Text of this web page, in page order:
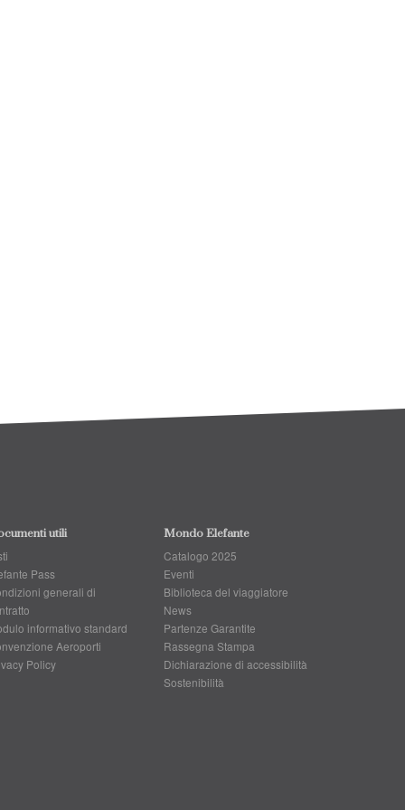
utili
Pass
generali di
informativo standard
Aeroporti
Policy
Mondo Elefante
Catalogo 2025
Eventi
Biblioteca del viaggiatore
News
Partenze Garantite
Rassegna Stampa
Dichiarazione di accessibilità
Sostenibilità